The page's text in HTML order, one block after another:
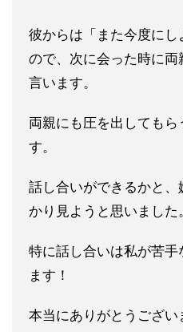
彼からは「また今度に
ので、次に会った時に両
言います。
両親にも圧を出してもら
す。
話し合いができるかと
かり見ようと思い ました。
特に話し合いは私が苦
ます！
本当にありがとうござい